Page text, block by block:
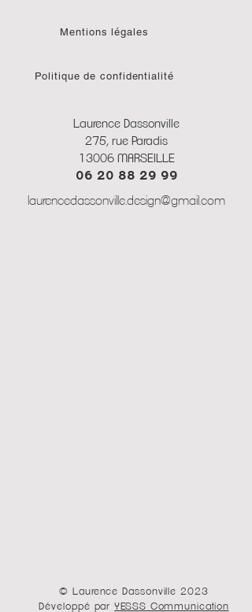
Mentions légales
Politique de confidentialité
Laurence Dassonville
275, rue Paradis
13006 MARSEILLE
06 20 88 29 99
laurencedassonville.design@gmail.com
© Laurence Dassonville 2023
Développé parYESSS Communication